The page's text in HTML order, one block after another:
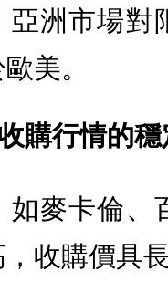
亞洲市場對
美。
購行情的
如麥卡倫、
收購價具